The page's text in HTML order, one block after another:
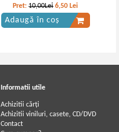
Pret:10,00Lei 6,50 Lei
Adaugă în coș
Informatii utile
Achizitii cărți
Achizitii viniluri, casete, CD/DVD
Contact